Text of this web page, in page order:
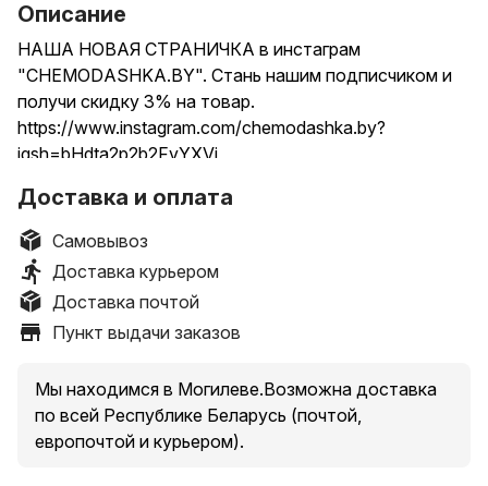
Описание
НАША НОВАЯ СТРАНИЧКА в инстаграм
"CHEMODASHKA.BY". Стань нашим подписчиком и
получи скидку 3% на товар.
https://www.instagram.com/chemodashka.by?
igsh=bHdta2p2b2FvYXVj
Акция!
Бесплатная отправка европочтой на отделение!
Оплата при получении наложенным платежом.
Также возможна отправка белпочтой и курьером.
...............................................................................
ЦЕНА M (размер) - 170 бел.руб
ЦЕНА L (размер) - 170 бел.руб
Доставка и оплата
Самовывоз
Доставка курьером
Доставка почтой
Пункт выдачи заказов
Мы находимся в Могилеве.Возможна доставка
по всей Республике Беларусь (почтой,
европочтой и курьером).